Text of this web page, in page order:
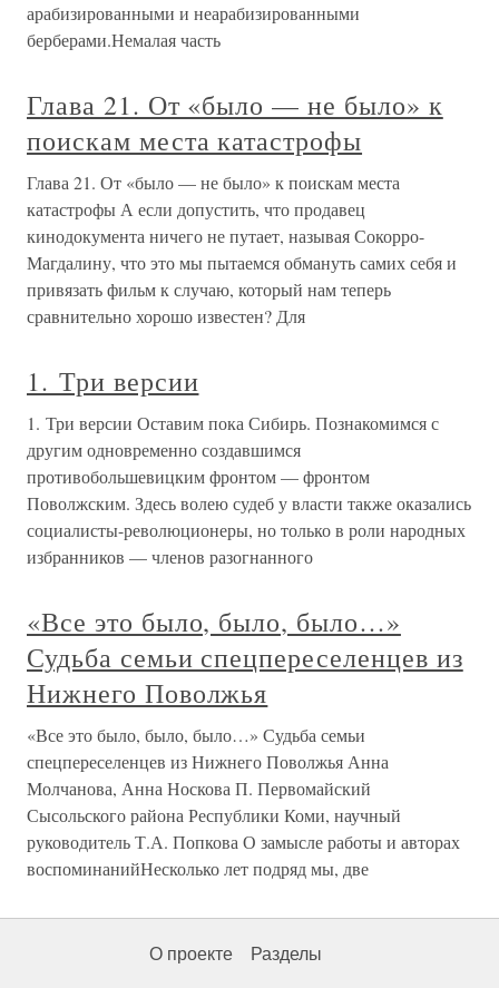
арабизированными и неарабизированными
берберами.Немалая часть
Глава 21. От «было — не было» к
поискам места катастрофы
Глава 21. От «было — не было» к поискам места
катастрофы А если допустить, что продавец
кинодокумента ничего не путает, называя Сокорро-
Магдалину, что это мы пытаемся обмануть самих себя и
привязать фильм к случаю, который нам теперь
сравнительно хорошо известен? Для
1. Три версии
1. Три версии Оставим пока Сибирь. Познакомимся с
другим одновременно создавшимся
противобольшевицким фронтом — фронтом
Поволжским. Здесь волею судеб у власти также оказались
социалисты-революционеры, но только в роли народных
избранников — членов разогнанного
«Все это было, было, было…»
Судьба семьи спецпереселенцев из
Нижнего Поволжья
«Все это было, было, было…» Судьба семьи
спецпереселенцев из Нижнего Поволжья Анна
Молчанова, Анна Носкова П. Первомайский
Сысольского района Республики Коми, научный
руководитель Т.А. Попкова О замысле работы и авторах
воспоминанийНесколько лет подряд мы, две
О проекте Разделы